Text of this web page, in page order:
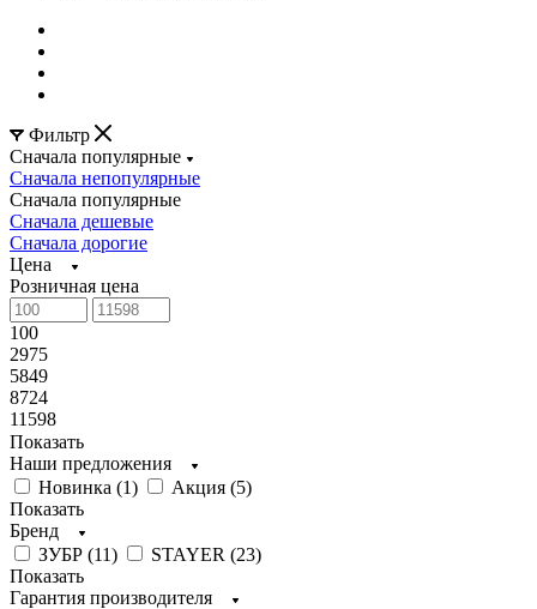
Фильтр
Сначала популярные
Сначала непопулярные
Сначала популярные
Сначала дешевые
Сначала дорогие
Цена
Розничная цена
100
2975
5849
8724
11598
Показать
Наши предложения
Новинка (1) Акция (5)
Показать
Бренд
ЗУБР (11) STAYER (23)
Показать
Гарантия производителя